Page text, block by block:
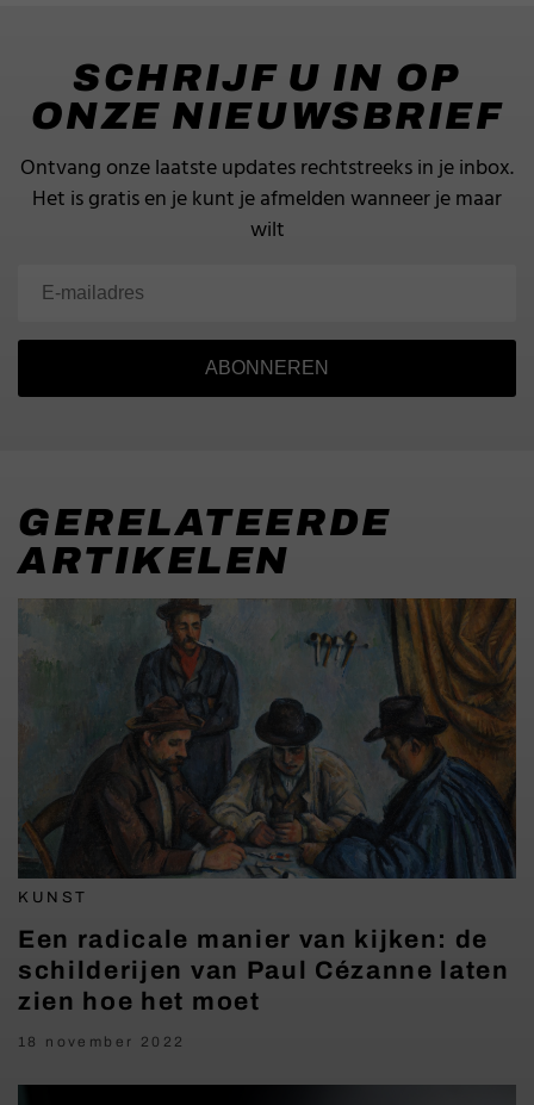
SCHRIJF U IN OP
ONZE NIEUWSBRIEF
Ontvang onze laatste updates rechtstreeks in je inbox.
Het is gratis en je kunt je afmelden wanneer je maar
wilt
ABONNEREN
GERELATEERDE
ARTIKELEN
KUNST
Een radicale manier van kijken: de
schilderijen van Paul Cézanne laten
zien hoe het moet
18 november 2022